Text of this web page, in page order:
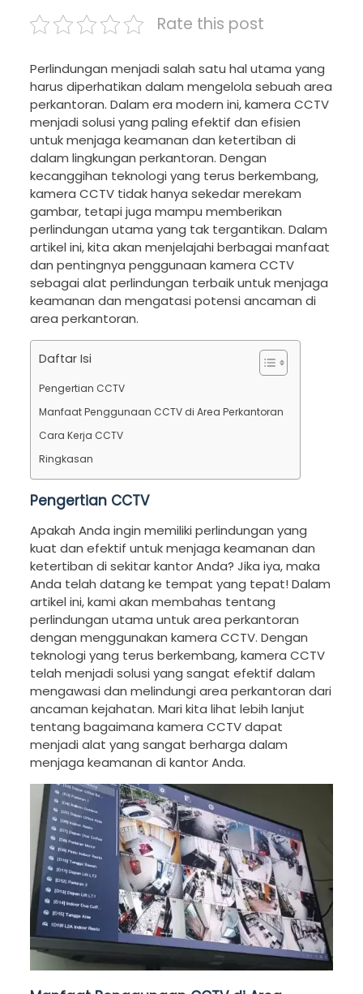
Rate this post
Perlindungan menjadi salah satu hal utama yang
harus diperhatikan dalam mengelola sebuah area
perkantoran. Dalam era modern ini, kamera CCTV
menjadi solusi yang paling efektif dan efisien
untuk menjaga keamanan dan ketertiban di
dalam lingkungan perkantoran. Dengan
kecanggihan teknologi yang terus berkembang,
kamera CCTV tidak hanya sekedar merekam
gambar, tetapi juga mampu memberikan
perlindungan utama yang tak tergantikan. Dalam
artikel ini, kita akan menjelajahi berbagai manfaat
dan pentingnya penggunaan kamera CCTV
sebagai alat perlindungan terbaik untuk menjaga
keamanan dan mengatasi potensi ancaman di
area perkantoran.
Daftar Isi
Pengertian CCTV
Manfaat Penggunaan CCTV di Area Perkantoran
Cara Kerja CCTV
Ringkasan
Pengertian CCTV
Apakah Anda ingin memiliki perlindungan yang
kuat dan efektif untuk menjaga keamanan dan
ketertiban di sekitar kantor Anda? Jika iya, maka
Anda telah datang ke tempat yang tepat! Dalam
artikel ini, kami akan membahas tentang
perlindungan utama untuk area perkantoran
dengan menggunakan kamera CCTV. Dengan
teknologi yang terus berkembang, kamera CCTV
telah menjadi solusi yang sangat efektif dalam
mengawasi dan melindungi area perkantoran dari
ancaman kejahatan. Mari kita lihat lebih lanjut
tentang bagaimana kamera CCTV dapat
menjadi alat yang sangat berharga dalam
menjaga keamanan di kantor Anda.